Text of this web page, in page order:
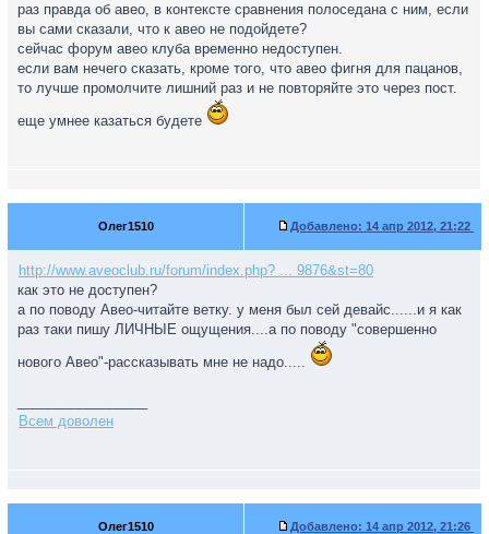
раз правда об авео, в контексте сравнения полоседана с ним, если
вы сами сказали, что к авео не подойдете?
сейчас форум авео клуба временно недоступен.
если вам нечего сказать, кроме того, что авео фигня для пацанов,
то лучше промолчите лишний раз и не повторяйте это через пост.
еще умнее казаться будете
Олег1510 Добавлено: 14 апр 2012, 21:22
http://www.aveoclub.ru/forum/index.php? ... 9876&st=80
как это не доступен?
а по поводу Авео-читайте ветку. у меня был сей девайс......и я как
раз таки пишу ЛИЧНЫЕ ощущения....а по поводу "совершенно
нового Авео"-рассказывать мне не надо.....
Всем доволен
Олег1510 Добавлено: 14 апр 2012, 21:26